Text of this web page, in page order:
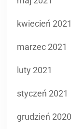
luty 2021
styczeń 2021
grudzień 2020
listopad 2020
październik 2020